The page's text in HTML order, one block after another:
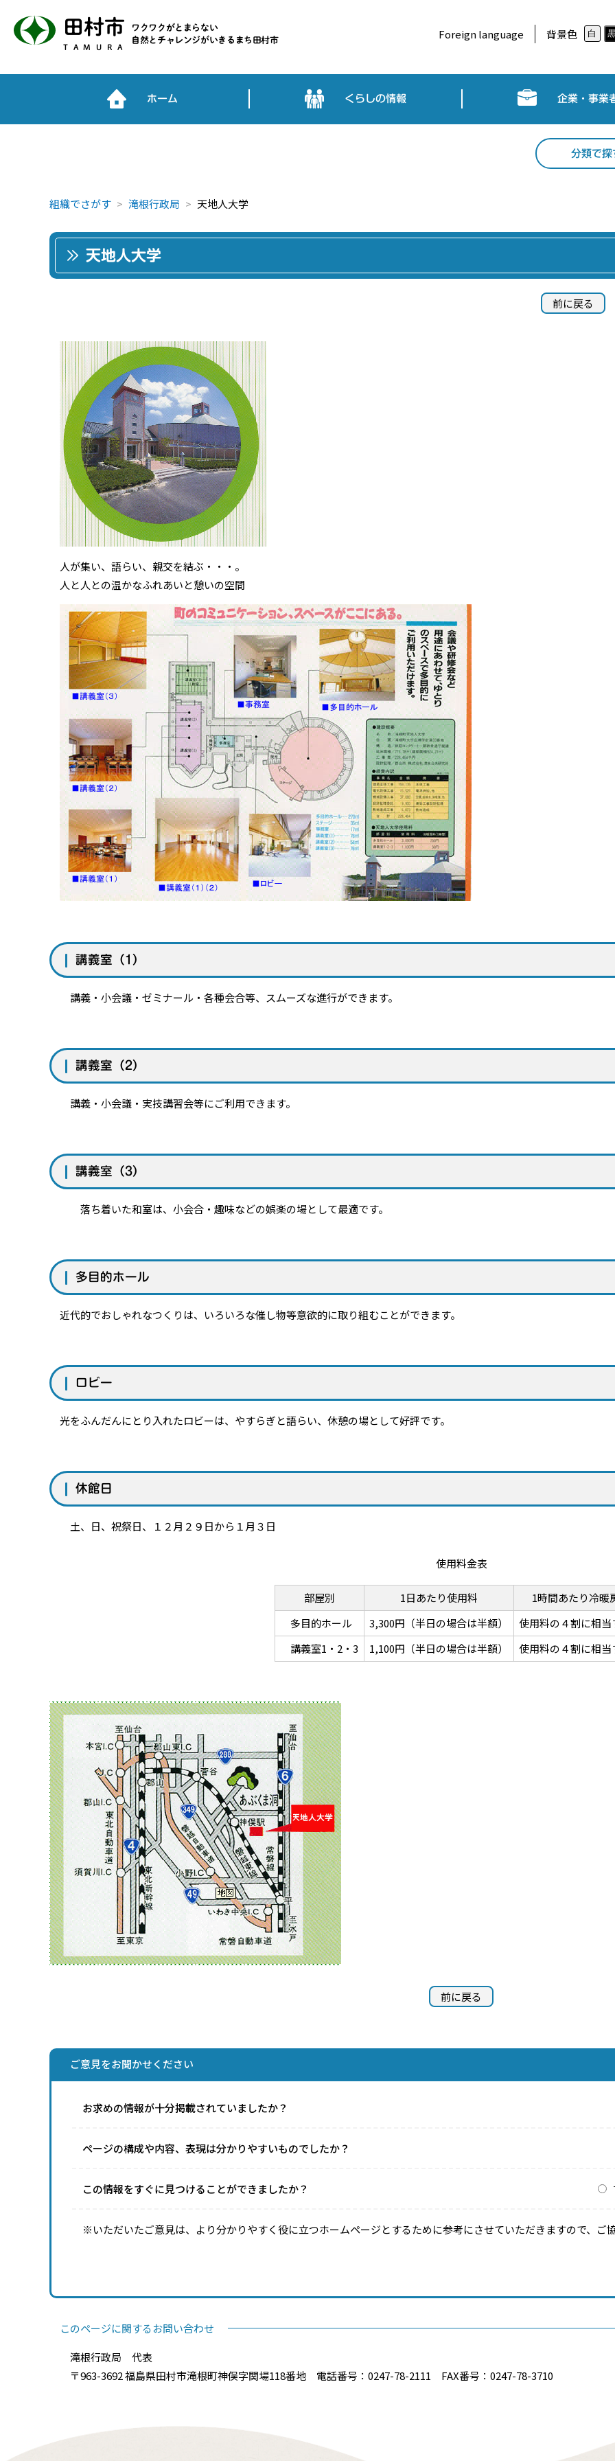
田村市
TAMURA
ワクワクがとまらない
自然とチャレンジがいきるまち田村市
Foreign language 背景色 白
ホーム くらしの情報 企業・事業
分類で探
組織でさがす 滝根行政局 天地人大学
天地人大学
前に戻る
人が集い、語らい、親交を結ぶ・・・。
人と人との温かなふれあいと憩いの空間
講義室（1）
講義・小会議・ゼミナール・各種会合等、スムーズな進行ができます。
講義室（2）
講義・小会議・実技講習会等にご利用できます。
講義室（3）
落ち着いた和室は、小会合・趣味などの娯楽の場として最適です。
多目的ホール
近代的でおしゃれなつくりは、いろいろな催し物等意欲的に取り組むことができます。
ロビー
光をふんだんにとり入れたロビーは、やすらぎと語らい、休憩の場として好評です。
休館日
土、日、祝祭日、１２月２９日から１月３日
使用料金表
部屋別 1日あたり使用料
1時間あたり冷暖
多目的ホール
3,300円（半日の場合は半額）
使用料の４割に相当
講義室1・2・3
1,100円（半日の場合は半額） 使用料の４割に相当
前に戻る
ご意見をお聞かせください
お求めの情報が十分掲載されていましたか？
ページの構成や内容、表現は分かりやすいものでしたか？
この情報をすぐに見つけることができましたか？
※いただいたご意見は、より分かりやすく役に立つホームページとするために参考にさせていただきますので、ご
このページに関するお問い合わせ
滝根行政局 代表
〒963-3692 福島県田村市滝根町神俣字関場118番地 電話番号：0247-78-2111 FAX番号：0247-78-3710